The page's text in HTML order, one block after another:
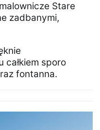
Stare
zadbanymi,
całkiem sporo
fontanna.